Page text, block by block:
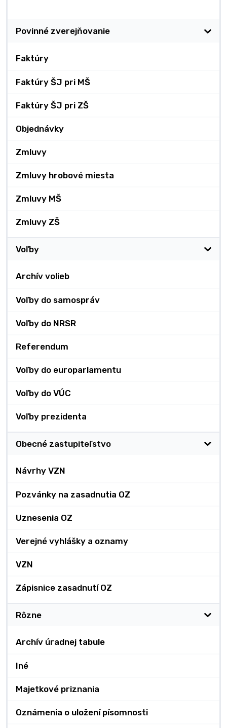
Povinné zverejňovanie
Faktúry
Faktúry ŠJ pri MŠ
Faktúry ŠJ pri ZŠ
Objednávky
Zmluvy
Zmluvy hrobové miesta
Zmluvy MŠ
Zmluvy ZŠ
Voľby
Archív volieb
Voľby do samospráv
Voľby do NRSR
Referendum
Voľby do europarlamentu
Voľby do VÚC
Voľby prezidenta
Obecné zastupiteľstvo
Návrhy VZN
Pozvánky na zasadnutia OZ
Uznesenia OZ
Verejné vyhlášky a oznamy
VZN
Zápisnice zasadnutí OZ
Rôzne
Archív úradnej tabule
Iné
Majetkové priznania
Oznámenia o uložení písomnosti